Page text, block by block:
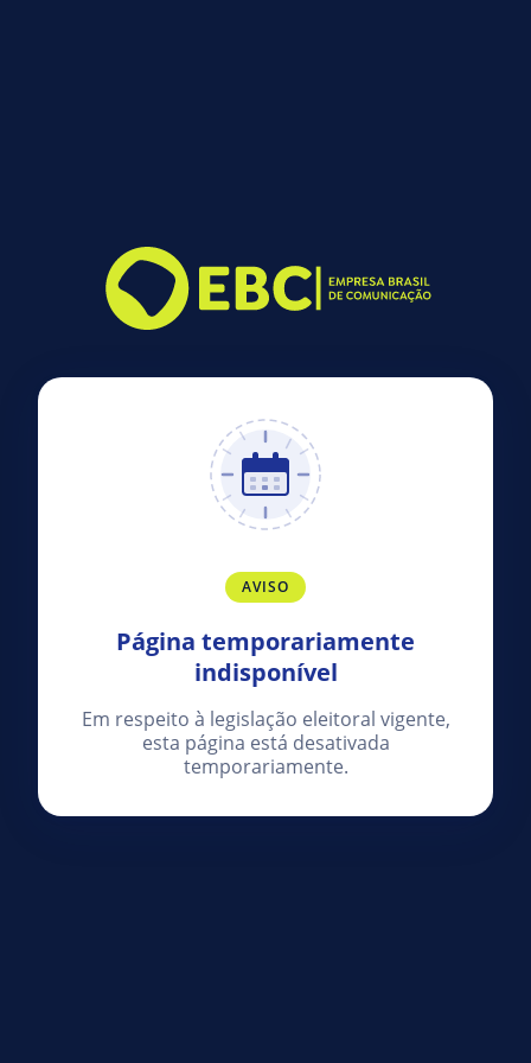
AVISO
Página temporariamente
indisponível
Em respeito à legislação eleitoral vigente,
esta página está desativada
temporariamente.